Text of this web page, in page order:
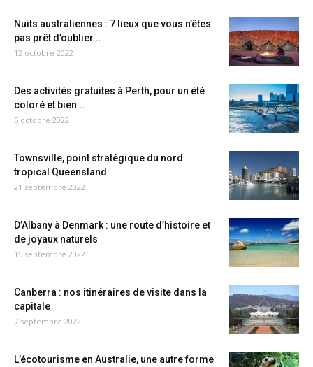
Nuits australiennes : 7 lieux que vous n’êtes
pas prêt d’oublier...
12 octobre 2022
Des activités gratuites à Perth, pour un été
coloré et bien...
5 octobre 2022
Townsville, point stratégique du nord
tropical Queensland
21 septembre 2022
D’Albany à Denmark : une route d’histoire et
de joyaux naturels
15 septembre 2022
Canberra : nos itinéraires de visite dans la
capitale
7 septembre 2022
L’écotourisme en Australie, une autre forme